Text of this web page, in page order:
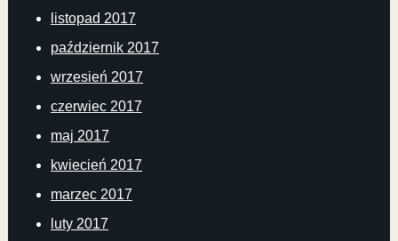
listopad 2017
październik 2017
wrzesień 2017
czerwiec 2017
maj 2017
kwiecień 2017
marzec 2017
luty 2017